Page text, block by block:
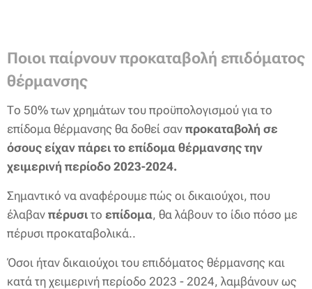
Ποιοι παίρνουν προκαταβολή επιδόματος
θέρμανσης
Το 50% των χρημάτων του προϋπολογισμού για το
επίδομα θέρμανσης θα δοθεί σαν προκαταβολή σε
όσους είχαν πάρει το επίδομα θέρμανσης την
χειμερινή περίοδο 2023-2024.
Σημαντικό να αναφέρουμε πώς οι δικαιούχοι, που
έλαβαν πέρυσι το επίδομα, θα λάβουν το ίδιο πόσο με
πέρυσι προκαταβολικά..
Όσοι ήταν δικαιούχοι του επιδόματος θέρμανσης και
κατά τη χειμερινή περίοδο 2023 - 2024, λαμβάνουν ως